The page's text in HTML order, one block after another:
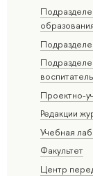
Проектно-
Редакции
Учебная
Факультет
Центр